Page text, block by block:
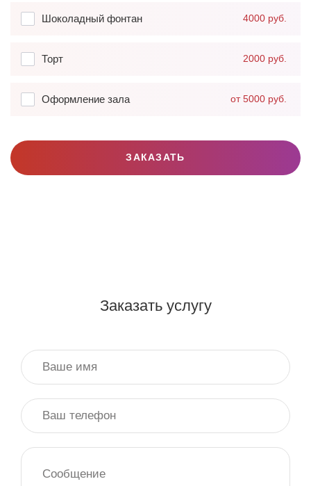
Шоколадный фонтан 4000 руб.
Торт 2000 руб.
Оформление зала от 5000 руб.
ЗАКАЗАТЬ
Заказать услугу